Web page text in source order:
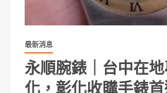
最新消息
永順腕錶｜台中在
化，彰化收購手錶